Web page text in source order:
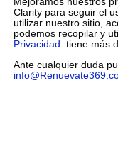
Clarity para seguir el
utilizar nuestro sitio,
podemos recopilar y
Privacidad tiene más
Ante cualquier duda